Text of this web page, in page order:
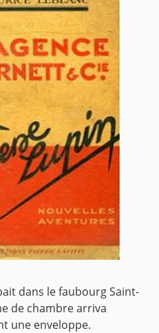
dans le faubourg Saint-
de chambre arriva
une enveloppe.